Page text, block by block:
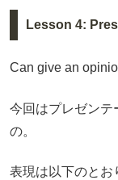
Lesson 4:
Can give an
今回はプレゼンテ
の。
表現は以下のとお